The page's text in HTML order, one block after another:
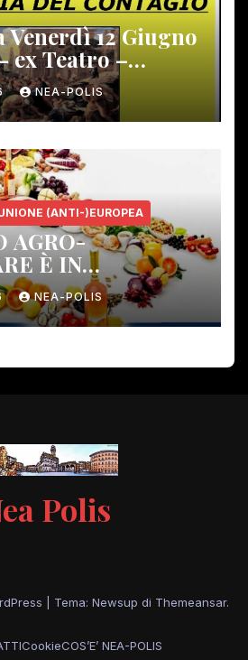
Venerdì 12 Giugno
ex Teatro –
–
NEA-POLIS
(ANTI-)EUROPEA
AGRO-
È IN
NEA-POLIS
Polis
Tema: Newsup di Themeansar.
CookieCOS’E’ NEA-POLIS